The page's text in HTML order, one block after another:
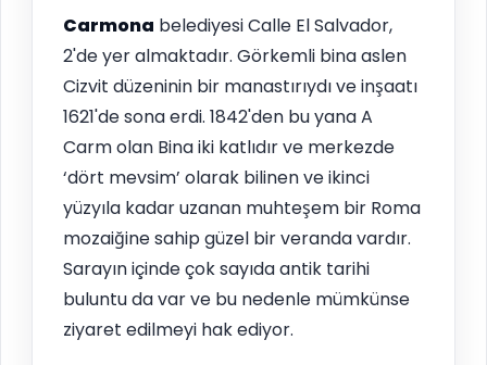
Carmona belediyesi Calle El Salvador,
2'de yer almaktadır. Görkemli bina aslen
Cizvit düzeninin bir manastırıydı ve inşaatı
1621'de sona erdi. 1842'den bu yana A
Carm olan Bina iki katlıdır ve merkezde
‘dört mevsim’ olarak bilinen ve ikinci
yüzyıla kadar uzanan muhteşem bir Roma
mozaiğine sahip güzel bir veranda vardır.
Sarayın içinde çok sayıda antik tarihi
buluntu da var ve bu nedenle mümkünse
ziyaret edilmeyi hak ediyor.